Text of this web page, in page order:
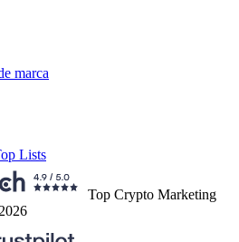
marca
Lists
Top Crypto Marketing